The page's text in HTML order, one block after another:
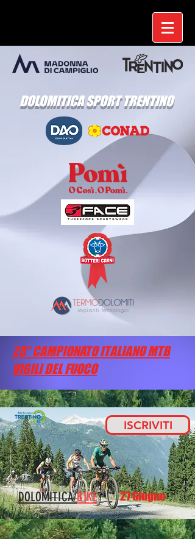
DOLOMITICA SPORT TRENTINO
28° CAMPIONATO ITALIANO MTB
VIGILI DEL FUOCO
DOLOMITICABIKE
ISCRIVITI
27 Giugno